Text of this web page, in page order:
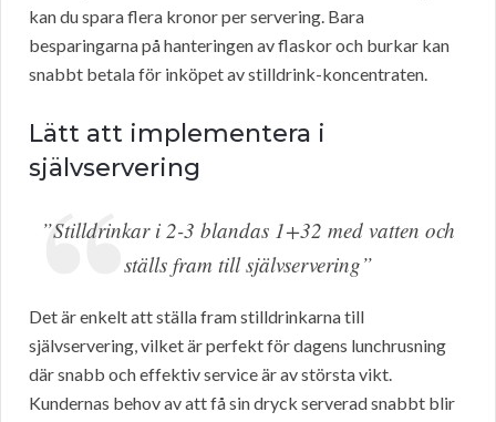
kan du spara flera kronor per servering. Bara
besparingarna på hanteringen av flaskor och burkar kan
snabbt betala för inköpet av stilldrink-koncentraten.
Lätt att implementera i
självservering
”Stilldrinkar i 2-3 blandas 1+32 med vatten och
ställs fram till självservering”
Det är enkelt att ställa fram stilldrinkarna till
självservering, vilket är perfekt för dagens lunchrusning
där snabb och effektiv service är av största vikt.
Kundernas behov av att få sin dryck serverad snabbt blir